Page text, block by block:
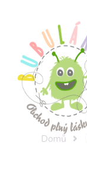
Domů